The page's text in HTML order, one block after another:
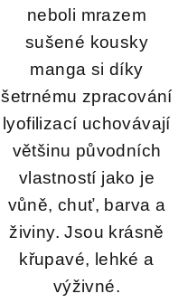
neboli mrazem
sušené kousky
manga si díky
šetrnému zpracování
lyofilizací uchovávají
většinu původních
vlastností jako je
vůně, chuť, barva a
živiny. Jsou krásně
křupavé, lehké a
výživné.